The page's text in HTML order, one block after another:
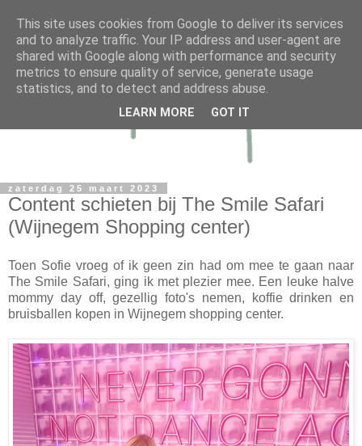
zaterdag 25 maart 2023
Content schieten bij The Smile Safari
(Wijnegem Shopping center)
Toen Sofie vroeg of ik geen zin had om mee te gaan naar
The Smile Safari, ging ik met plezier mee. Een leuke halve
mommy day off, gezellig foto's nemen, koffie drinken en
bruisballen kopen in Wijnegem shopping center.
This site uses cookies from Google to deliver its services
and to analyze traffic. Your IP address and user-agent are
shared with Google along with performance and security
metrics to ensure quality of service, generate usage
statistics, and to detect and address abuse.
LEARN MORE GOT IT